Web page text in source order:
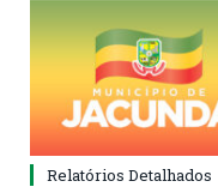
Relatórios Detalhados